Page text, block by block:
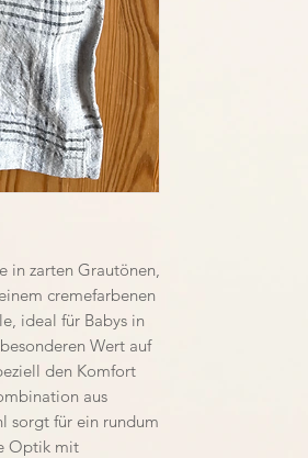
in zarten Grautönen,
cremefarbenen
ideal für Babys in
Wert auf
den Komfort
aus
sorgt für ein rundum
Optik mit